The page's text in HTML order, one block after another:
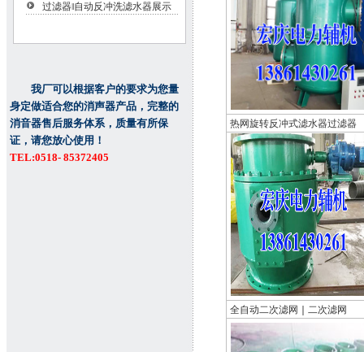
过滤器‖自动反冲洗滤水器展示
我厂可以根据客户的要求为您量
身定做适合您的消声器产品，完整的
消音器售后服务体系，质量有所保
证，请您放心使用！
TEL:0518- 85372405
热网旋转反冲式滤水器过滤器
全自动二次滤网 ｜二次滤网